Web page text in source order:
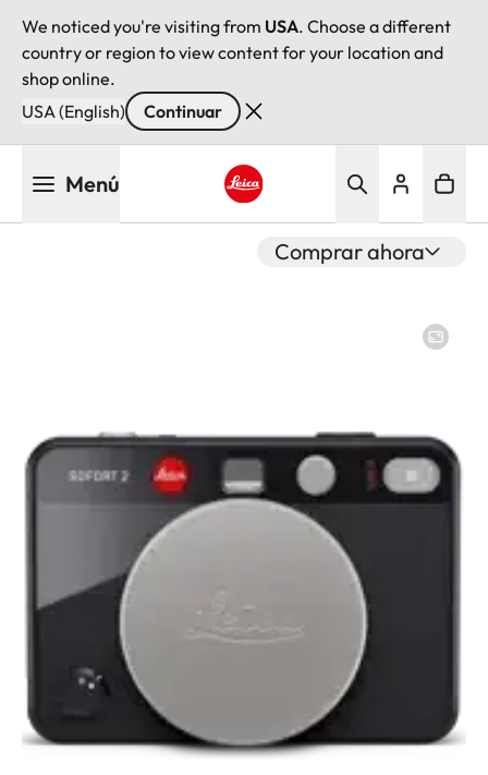
We noticed you're visiting from USA. Choose a different
country or region to view content for your location and
shop online.
USA (English)
Continuar
Menú
Comprar ahora